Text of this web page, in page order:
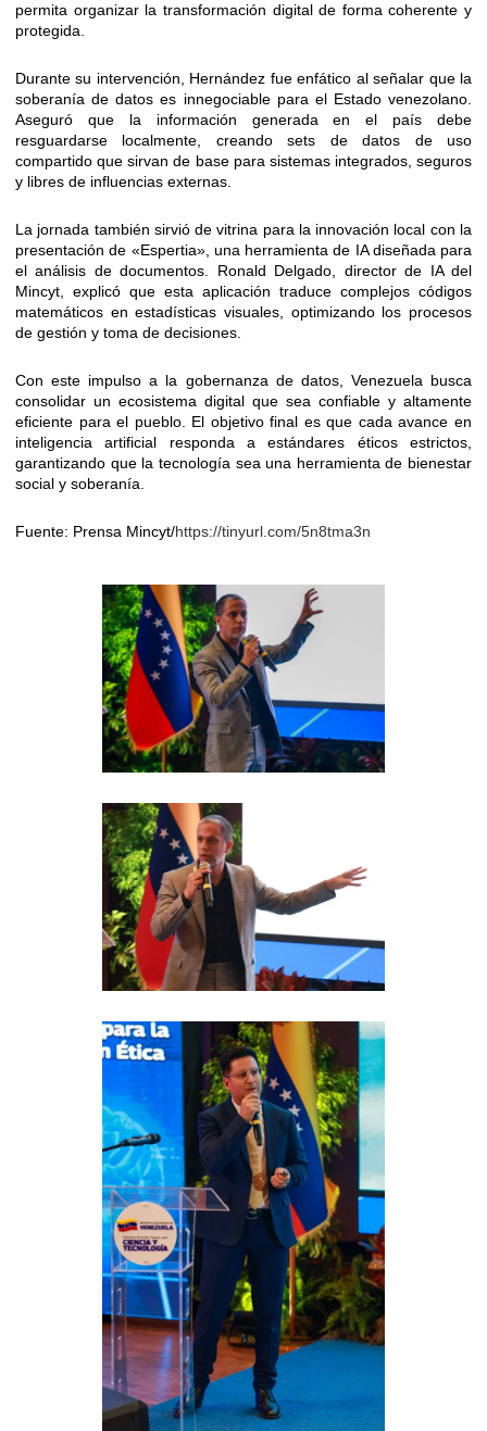
permita organizar la transformación digital de forma coherente y
protegida.
​Durante su intervención, Hernández fue enfático al señalar que la
soberanía de datos es innegociable para el Estado venezolano.
Aseguró que la información generada en el país debe
resguardarse localmente, creando sets de datos de uso
compartido que sirvan de base para sistemas integrados, seguros
y libres de influencias externas.
​La jornada también sirvió de vitrina para la innovación local con la
presentación de «Espertia», una herramienta de IA diseñada para
el análisis de documentos. Ronald Delgado, director de IA del
Mincyt, explicó que esta aplicación traduce complejos códigos
matemáticos en estadísticas visuales, optimizando los procesos
de gestión y toma de decisiones.
​Con este impulso a la gobernanza de datos, Venezuela busca
consolidar un ecosistema digital que sea confiable y altamente
eficiente para el pueblo. El objetivo final es que cada avance en
inteligencia artificial responda a estándares éticos estrictos,
garantizando que la tecnología sea una herramienta de bienestar
social y soberanía.
​Fuente: Prensa Mincyt/https://tinyurl.com/5n8tma3n